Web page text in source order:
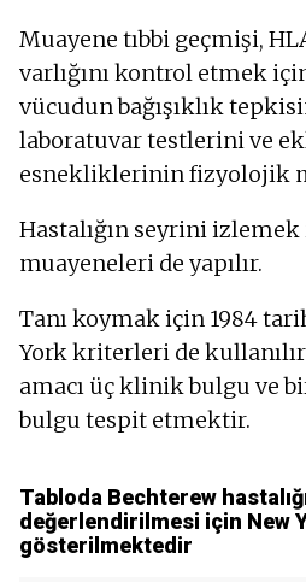
Muayene tıbbi geçmişi,
varlığını kontrol etmek
vücudun bağışıklık
laboratuvar testlerini ve
esnekliklerinin fizyolojik
Hastalığın seyrini
muayeneleri de yapılır.
Tanı koymak için 1984
York kriterleri de
amacı üç klinik bulgu ve
bulgu tespit etmektir.
Tabloda Bechterew
değerlendirilmesi için New
gösterilmektedir